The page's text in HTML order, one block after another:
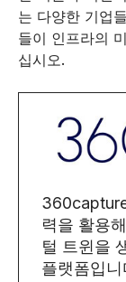
는 다양한 기업
들이 인프라의
십시오.
력을 활용
털 트윈을
플랫폼입니